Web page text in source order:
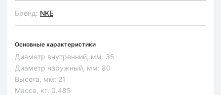
Бренд: NKE
Основные характеристики
Диаметр внутренний, мм: 35
Диаметр наружный, мм: 80
Высота, мм: 21
Масса, кг: 0.485